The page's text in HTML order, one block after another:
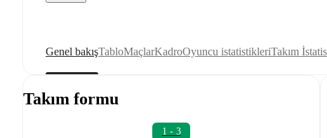
Genel bakışTabloMaçlarKadroOyuncu istatistikleriTakım
Takım formu
1 - 3